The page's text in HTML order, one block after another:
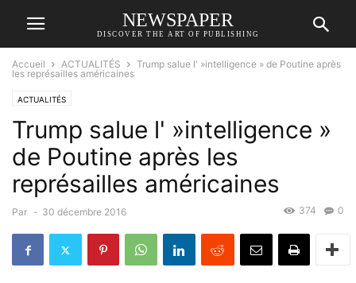
NEWSPAPER
DISCOVER THE ART OF PUBLISHING
Accueil ACTUALITÉS
Trump salue l' »intelligence » de Poutine après
les représailles américaines
ACTUALITÉS
Trump salue l' »intelligence »
de Poutine après les
représailles américaines
Par - 30 décembre 2016 0
374